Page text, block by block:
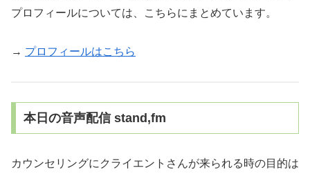
プロフィールについては、こちらにまとめています。
→ プロフィールはこちら
本日の音声配信 stand,fm
カウンセリングにクライエントさんが来られる時の目的は